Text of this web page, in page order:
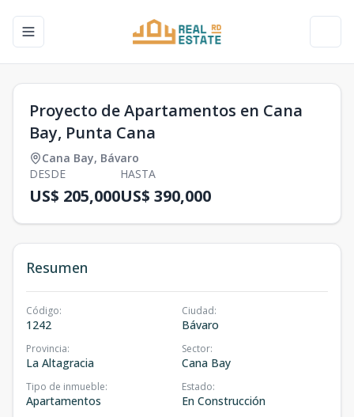
Toggle navigation menu
Proyecto de Apartamentos en Cana
Bay, Punta Cana
Cana Bay, Bávaro
DESDE
US$ 205,000
HASTA
US$ 390,000
Resumen
Código:
1242
Ciudad:
Bávaro
Provincia:
La Altagracia
Sector:
Cana Bay
Tipo de inmueble:
Apartamentos
Estado:
En Construcción